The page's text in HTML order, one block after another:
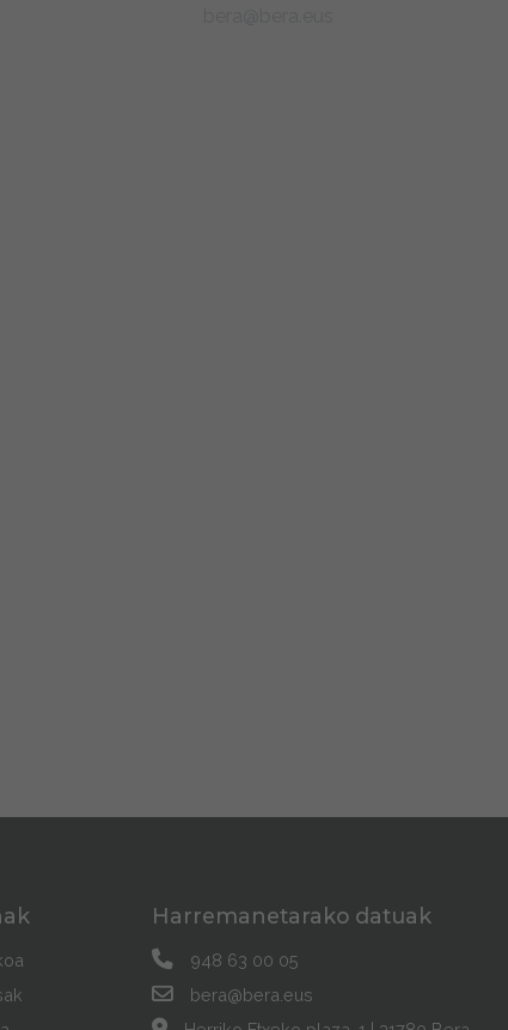
Harremanetarako datuak
948 63 00 05
bera@bera.eus